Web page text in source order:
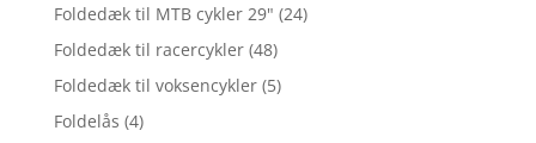
Foldedæk til MTB cykler 29" (24)
Foldedæk til racercykler (48)
Foldedæk til voksencykler (5)
Foldelås (4)